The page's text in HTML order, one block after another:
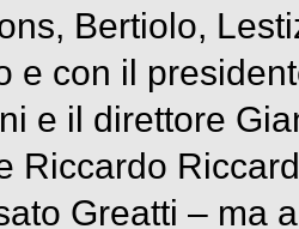
Bertiolo,
e con il
e il direttore
Riccardo
Greatti – ma